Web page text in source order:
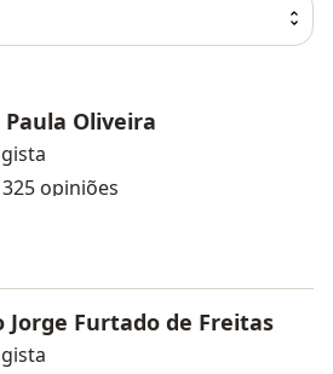
Paula Oliveira
325 opiniões
Jorge Furtado de Freitas